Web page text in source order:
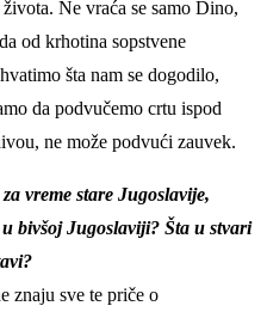
Ne vraća se samo Dino,
od krhotina sopstvene
šta nam se dogodilo,
da podvučemo crtu ispod
ne može podvući zauvek.
vreme stare Jugoslavije,
bivšoj Jugoslaviji? Šta u stvari
znaju sve te priče o